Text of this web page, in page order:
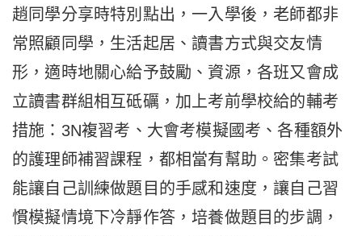
趙同學分享時特別點出，一入學後，老師都非
常照顧同學，生活起居、讀書方式與交友情
形，適時地關心給予鼓勵、資源，各班又會成
立讀書群組相互砥礪，加上考前學校給的輔考
措施：3N複習考、大會考模擬國考、各種額外
的護理師補習課程，都相當有幫助。密集考試
能讓自己訓練做題目的手感和速度，讓自己習
慣模擬情境下冷靜作答，培養做題目的步調，